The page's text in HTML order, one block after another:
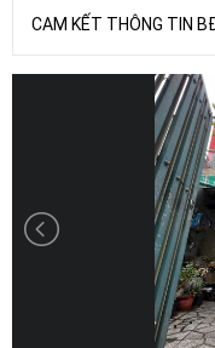
CAM KẾT THÔNG TIN